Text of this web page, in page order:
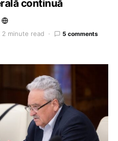
continuă
2 minute read 5 comments